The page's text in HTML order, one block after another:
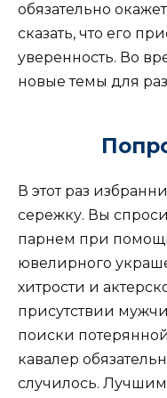
обязательно
сказать, что его
уверенность. Во
новые темы для
В этот раз
сережку. Вы
парнем при
ювелирного
хитрости и
присутствии
поиски
кавалер
случилось. Лучшим